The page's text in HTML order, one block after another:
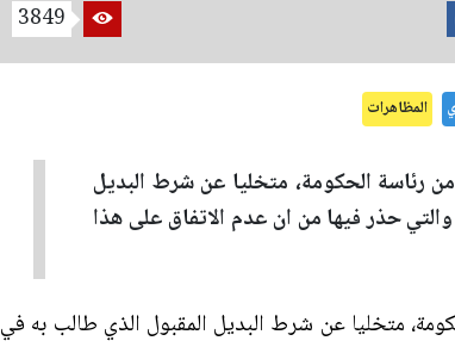
3849
المظاهرات
رئاسة الحكومة، متخليا عن شرط البديل
حذر فيها من ان عدم الاتفاق على هذا
متخليا عن شرط البديل المقبول الذي طالب به في